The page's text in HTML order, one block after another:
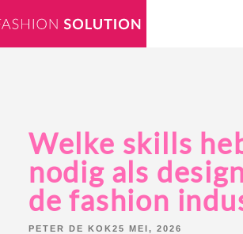
Welke skills
nodig als
de fashion
POSTED
PETER DE KOK 25 MEI, 2026